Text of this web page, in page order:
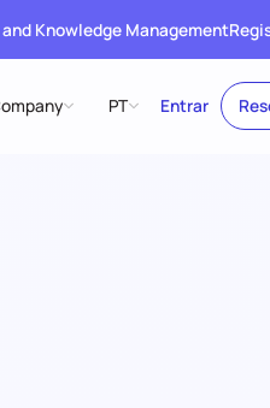
Knowledge Management
PT Entrar